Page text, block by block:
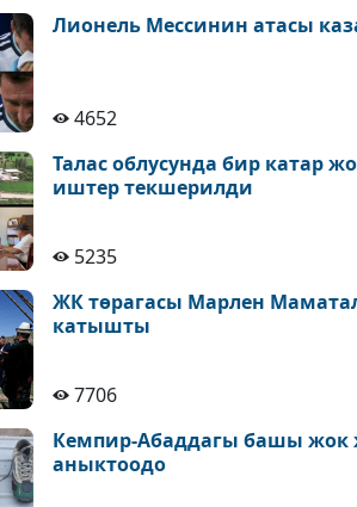
Лионель Мессинин атасы
4652
Талас облусунда бир катар
иштер текшерилди
5235
ЖК төрагасы Марлен
катышты
7706
Кемпир-Абаддагы башы жок
аныктоодо